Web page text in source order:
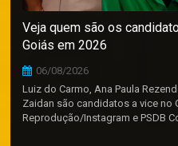
Veja quem são os
Goiás em 2026
06/08/2026
Luiz do Carmo, Ana Paula
Zaidan são candidatos a vice no
Reprodução/Instagram e PSDB